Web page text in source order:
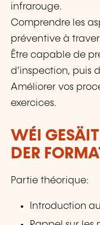
infrarouge.
Comprendre les
préventive à
Être capable de
d’inspection, puis
Améliorer vos
exercices.
WÉI
DER
Partie théorique:
Introduction